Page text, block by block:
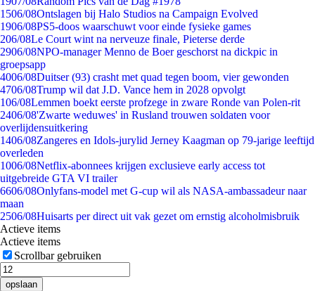
1506/08Ontslagen bij Halo Studios na Campaign Evolved
1906/08PS5-doos waarschuwt voor einde fysieke games
206/08Le Court wint na nerveuze finale, Pieterse derde
2906/08NPO-manager Menno de Boer geschorst na dickpic in
groepsapp
4006/08Duitser (93) crasht met quad tegen boom, vier gewonden
4706/08Trump wil dat J.D. Vance hem in 2028 opvolgt
106/08Lemmen boekt eerste profzege in zware Ronde van Polen-rit
2406/08'Zwarte weduwes' in Rusland trouwen soldaten voor
overlijdensuitkering
1406/08Zangeres en Idols-jurylid Jerney Kaagman op 79-jarige leeftijd
overleden
1006/08Netflix-abonnees krijgen exclusieve early access tot
uitgebreide GTA VI trailer
6606/08Onlyfans-model met G-cup wil als NASA-ambassadeur naar
maan
2506/08Huisarts per direct uit vak gezet om ernstig alcoholmisbruik
Actieve items
Actieve items
Scrollbar gebruiken
opslaan